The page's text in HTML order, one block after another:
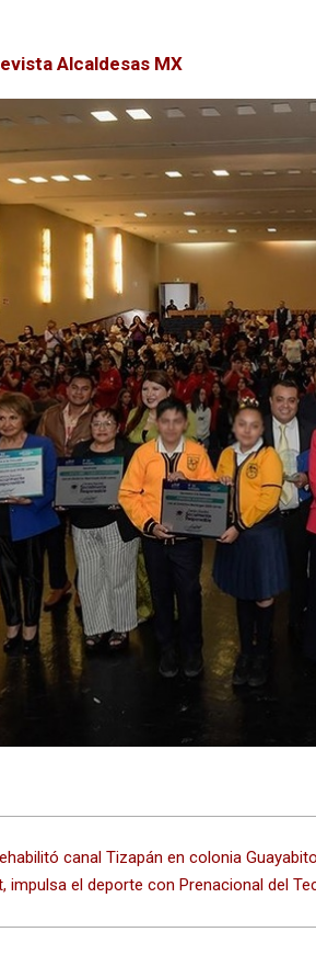
Alcaldesas MX
canal Tizapán en colonia
impulsa el deporte con Prenacional del